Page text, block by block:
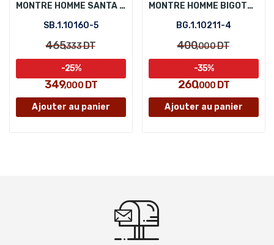
MONTRE HOMME SANTA BARBARA POLO SB.1.10160-5
SB.1.10160-5
465,333DT
349,000DT
-25%
Ajouter au panier
MONTRE HOMME BIGOTTI BG.1.10211-4
BG.1.10211-4
400,000DT
260,000 DT
-35%
Ajouter au panier